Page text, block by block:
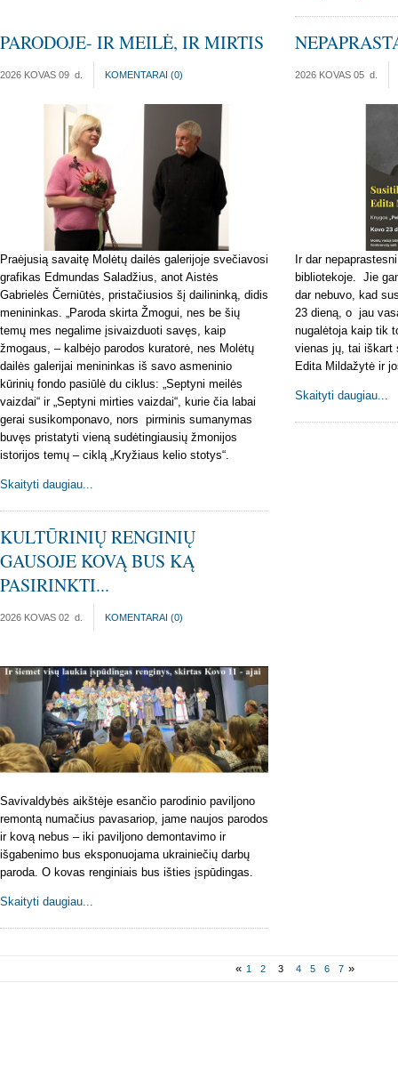
PARODOJE- IR MEILĖ, IR MIRTIS
2026 KOVAS 09 d. KOMENTARAI (0)
Praėjusią savaitę Molėtų dailės galerijoje svečiavosi
grafikas Edmundas Saladžius, anot Aistės
Gabrielės Černiūtės, pristačiusios šį dailininką, didis
menininkas. „Paroda skirta Žmogui, nes be šių
temų mes negalime įsivaizduoti savęs, kaip
žmogaus, – kalbėjo parodos kuratorė, nes Molėtų
dailės galerijai menininkas iš savo asmeninio
kūrinių fondo pasiūlė du ciklus: „Septyni meilės
vaizdai“ ir „Septyni mirties vaizdai“, kurie čia labai
gerai susikomponavo, nors pirminis sumanymas
buvęs pristatyti vieną sudėtingiausių žmonijos
istorijos temų – ciklą „Kryžiaus kelio stotys“.
Skaityti daugiau...
2026 KOVAS 05 d.
Ir dar
bibliotekoje. Jie
dar nebuvo, kad
23 dieną, o jau
nugalėtoja kaip tik
vienas jų, tai iškart
Edita Mildažytė ir
Skaityti daugiau...
KULTŪRINIŲ RENGINIŲ
GAUSOJE KOVĄ BUS KĄ
PASIRINKTI...
2026 KOVAS 02 d. KOMENTARAI (0)
Savivaldybės aikštėje esančio parodinio paviljono
remontą numačius pavasariop, jame naujos parodos
ir kovą nebus – iki paviljono demontavimo ir
išgabenimo bus eksponuojama ukrainiečių darbų
paroda. O kovas renginiais bus išties įspūdingas.
Skaityti daugiau...
« 1 2 3 4 5 6 7 »